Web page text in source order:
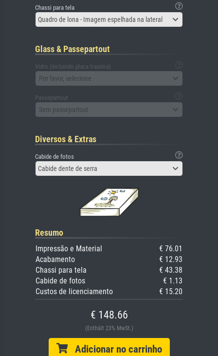
Chassi para tela
Quadro de lona - Imagem espelhada na lateral
Glass & Passepartout
Vidro (incluindo placa traseira)
Por favor, selecione
Passepartout
Sem passepartout
Diversos & Extras
Cabide de fotos
Cabide dente de serra
Resumo
Impressão e Material
€ 76.01
Acabamento
€ 12.93
Chassi para tela
€ 43.38
Cabide de fotos
€ 1.13
Custos de licenciamento
€ 15.20
€ 148.66
(Enthält 23% MwSt.)
Adicionar no carrinho